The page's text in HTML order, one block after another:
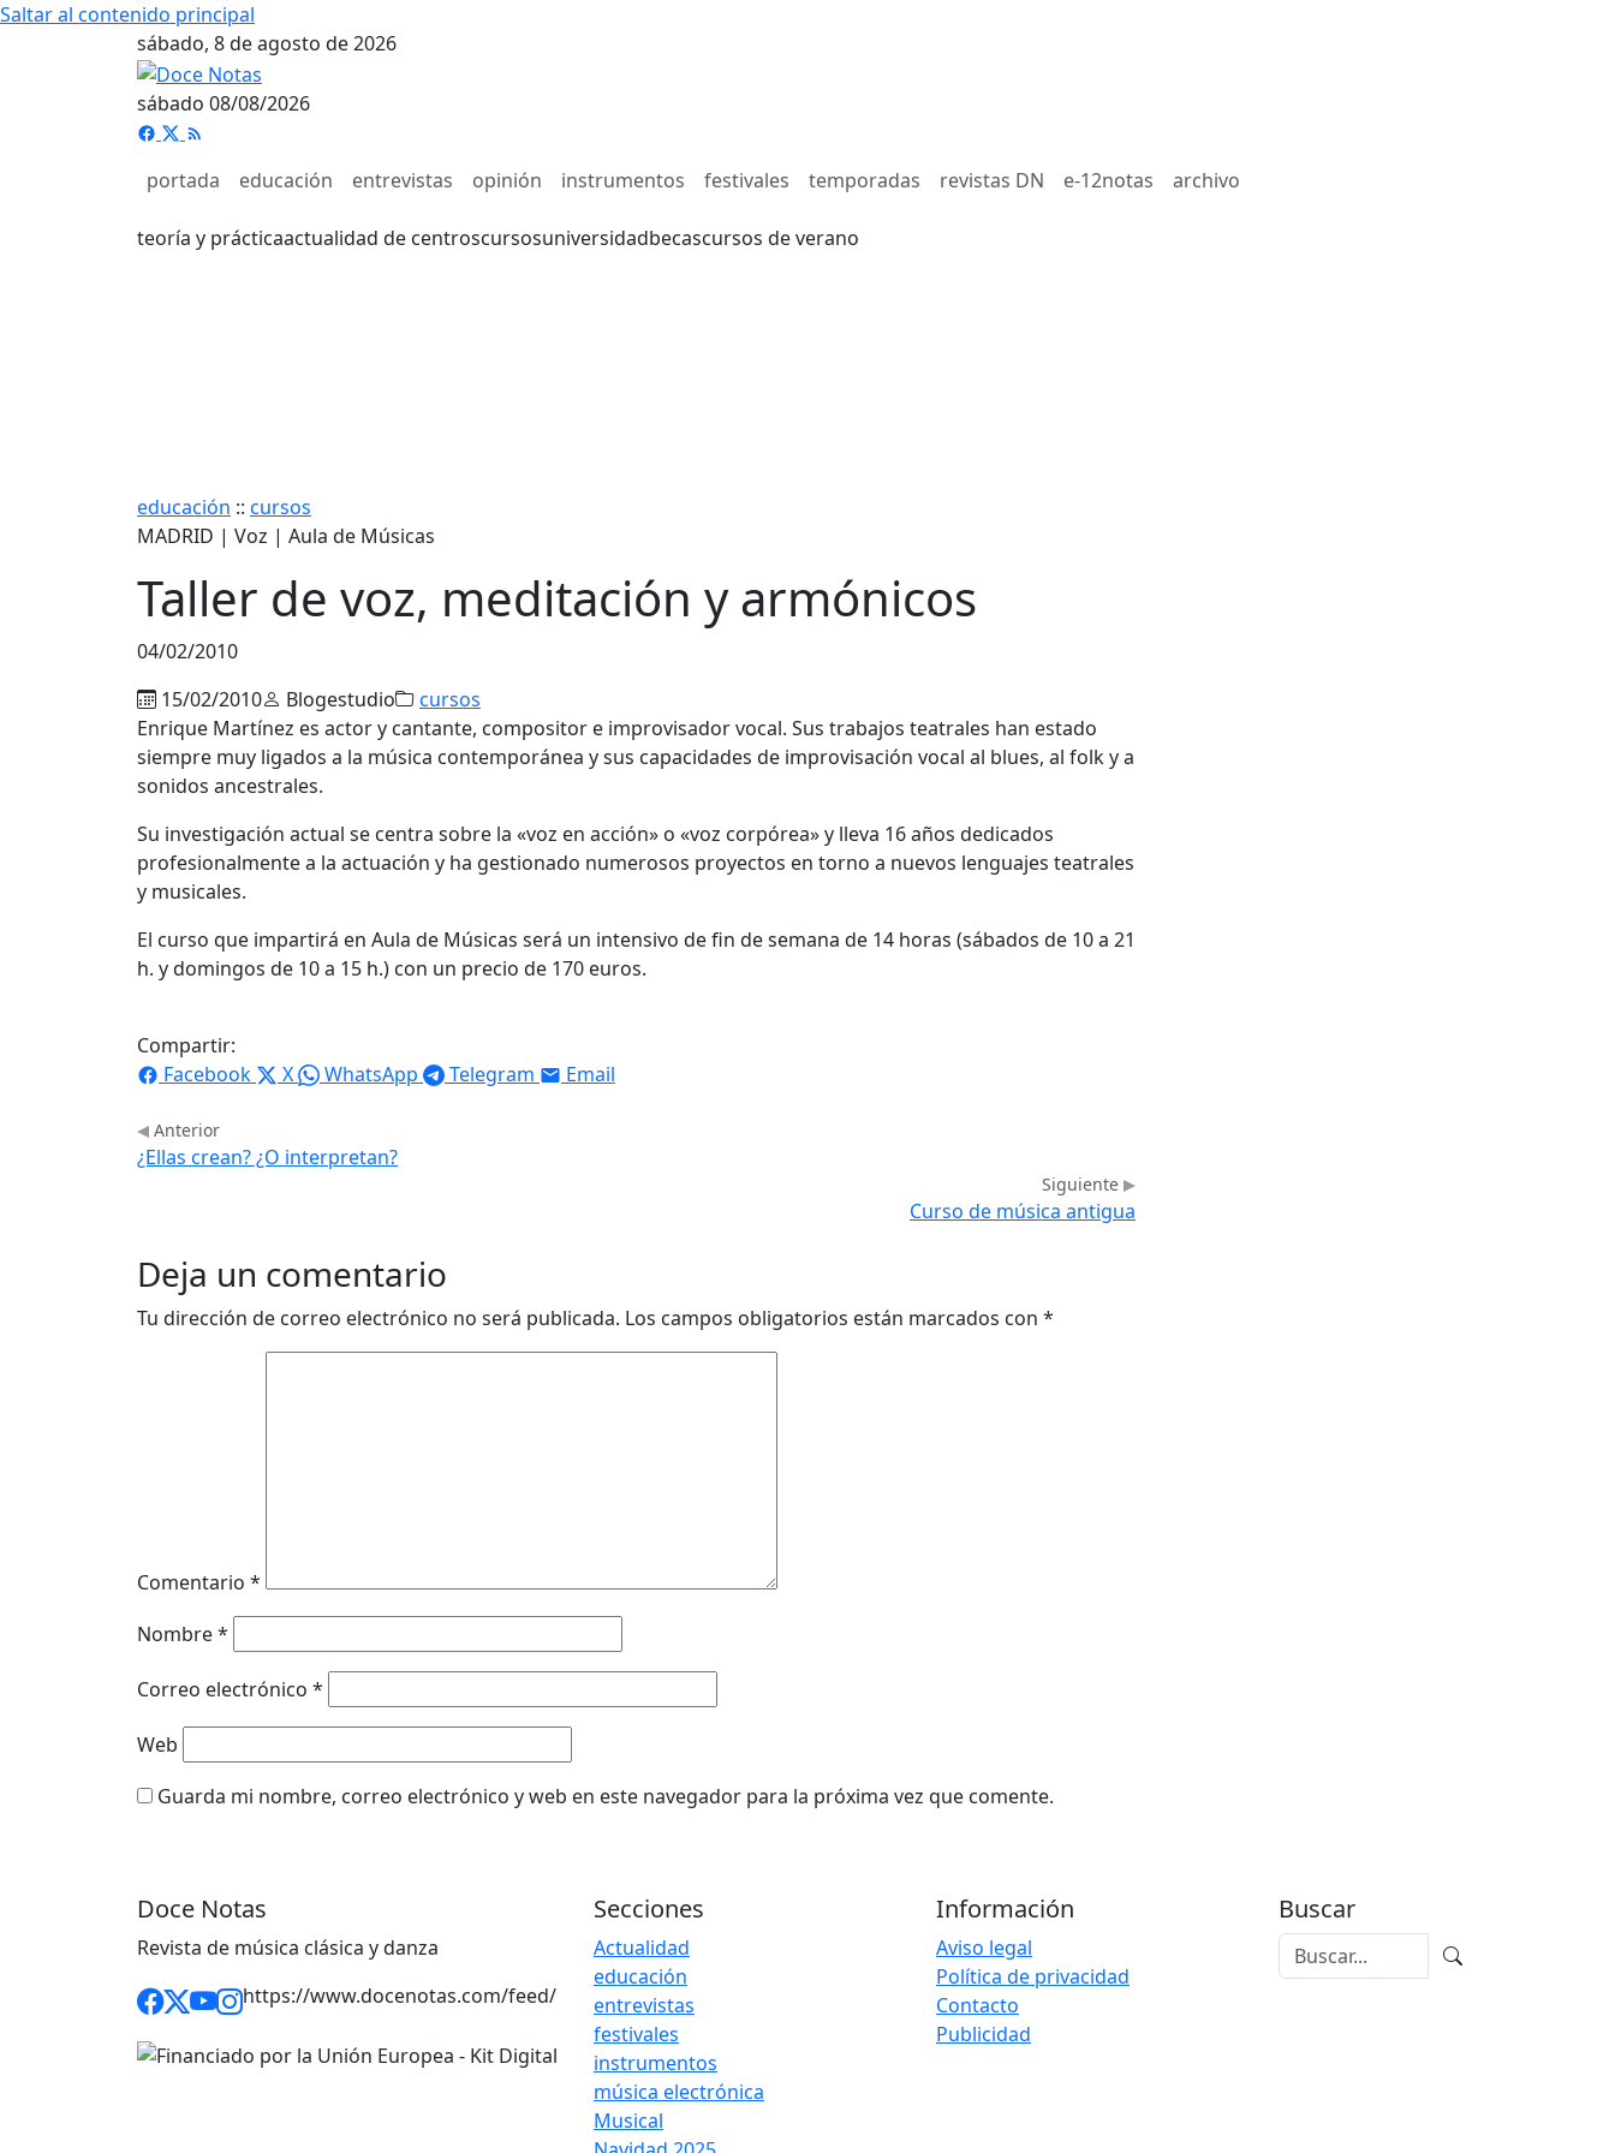
Saltar al contenido principal
sábado, 8 de agosto de 2026
sábado 08/08/2026
portada educación entrevistas opinión instrumentos festivales temporadas revistas DN e-12notas archivo
teoría y prácticaactualidad de centroscursosuniversidadbecascursos de verano
educación :: cursos
MADRID | Voz | Aula de Músicas
Taller de voz, meditación y armónicos
04/02/2010
15/02/2010
Blogestudio
cursos
Enrique Martínez es actor y cantante, compositor e improvisador vocal. Sus trabajos teatrales han estado
siempre muy ligados a la música contemporánea y sus capacidades de improvisación vocal al blues, al folk y a
sonidos ancestrales.
Su investigación actual se centra sobre la «voz en acción» o «voz corpórea» y lleva 16 años dedicados
profesionalmente a la actuación y ha gestionado numerosos proyectos en torno a nuevos lenguajes teatrales
y musicales.
El curso que impartirá en Aula de Músicas será un intensivo de fin de semana de 14 horas (sábados de 10 a 21
h. y domingos de 10 a 15 h.) con un precio de 170 euros.
Compartir:
Facebook
X WhatsApp Telegram Email
Anterior
¿Ellas crean? ¿O interpretan?
Siguiente
Curso de música antigua
Deja un comentario
Tu dirección de correo electrónico no será publicada. Los campos obligatorios están marcados con *
Comentario *
Nombre*
Correo electrónico *
Web
Guarda mi nombre, correo electrónico y web en este navegador para la próxima vez que comente.
Doce Notas
Revista de música clásica y danza
https://www.docenotas.com/feed/
Secciones
Actualidad
educación
entrevistas
festivales
instrumentos
música electrónica
Musical
Información
Aviso legal
Política de privacidad
Contacto
Publicidad
Buscar